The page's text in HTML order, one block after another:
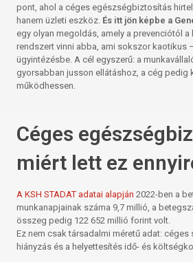
pont, ahol a céges egészségbiztosítás
hanem üzleti eszköz. És itt jön képbe a
egy olyan megoldás, amely a prevenciótól
rendszert vinni abba, ami sokszor kaotikus
ügyintézésbe. A cél egyszerű: a
gyorsabban jusson ellátáshoz, a cég pedig
működhessen.
Céges
miért lett ez
A KSH STADAT adatai alapján 2022-ben a
munkanapjainak száma 9,7 millió, a
összeg pedig 122 652 millió forint volt.
Ez nem csak társadalmi méretű adat: céges
hiányzás és a helyettesítés idő- és